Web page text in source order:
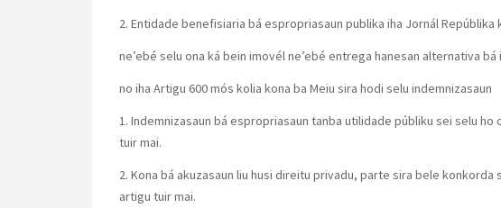
2. Entidade benefisiaria bá espropriasaun publika iha Jornál Repúblika
ne’ebé selu ona ká bein imovél ne’ebé entrega hanesan alternativa
no iha Artigu 600 mós kolia kona ba Meiu sira hodi selu indemnizasaun
1. Indemnizasaun bá espropriasaun tanba utilidade públiku sei selu
tuir mai.
2. Kona bá akuzasaun liu husi direitu privadu, parte sira bele
artigu tuir mai.